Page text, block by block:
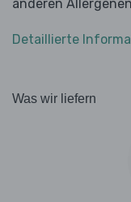
anderen
Detaillierte
Was wir liefern